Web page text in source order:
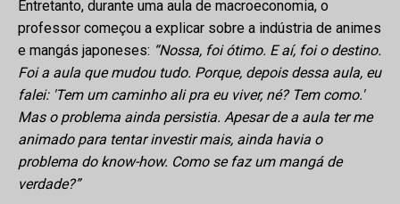
Entretanto, durante uma aula de macroeconomia, o
professor começou a explicar sobre a indústria de animes
e mangás japoneses: “Nossa, foi ótimo. E aí, foi o destino.
Foi a aula que mudou tudo. Porque, depois dessa aula, eu
falei: 'Tem um caminho ali pra eu viver, né? Tem como.'
Mas o problema ainda persistia. Apesar de a aula ter me
animado para tentar investir mais, ainda havia o
problema do know-how. Como se faz um mangá de
verdade?”